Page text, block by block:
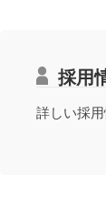
採用
詳しい採